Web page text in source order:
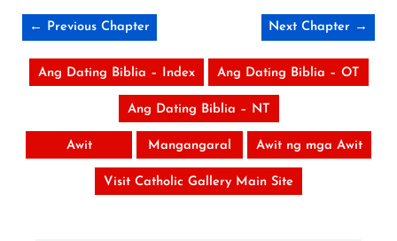
← Previous Chapter Next Chapter →
Ang Dating Biblia – Index Ang Dating Biblia – OT
Ang Dating Biblia – NT
Awit Mangangaral Awit ng mga Awit
Visit Catholic Gallery Main Site